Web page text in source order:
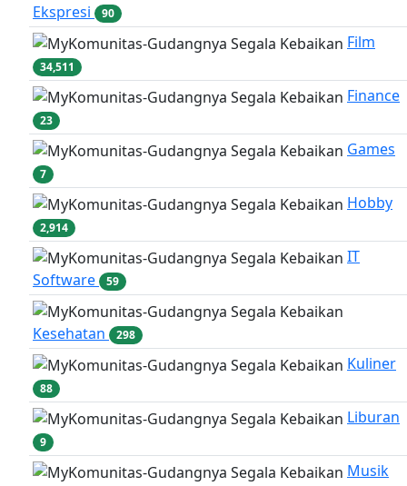
Ekspresi 90
Film
34,511
Finance
23
Games
7
Hobby
2,914
IT
Software
59
Kesehatan 298
Kuliner
88
Liburan
9
Musik